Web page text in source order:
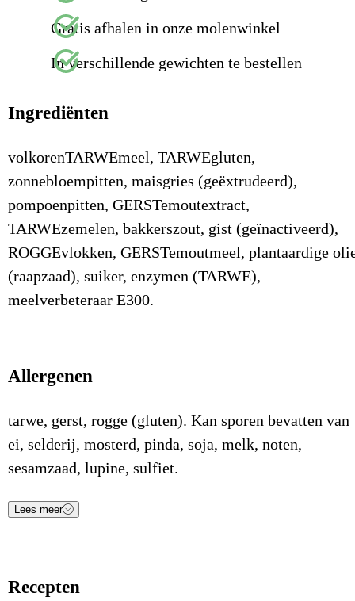
Gratis afhalen in onze molenwinkel
In verschillende gewichten te bestellen
Ingrediënten
volkorenTARWEmeel, TARWEgluten,
zonnebloempitten, maisgries (geëxtrudeerd),
pompoenpitten, GERSTemoutextract,
TARWEzemelen, bakkerszout, gist (geïnactiveerd),
ROGGEvlokken, GERSTemoutmeel, plantaardige
(raapzaad), suiker, enzymen (TARWE),
meelverbeteraar E300.
Allergenen
tarwe, gerst, rogge (gluten). Kan sporen bevatten van
ei, selderij, mosterd, pinda, soja, melk, noten,
sesamzaad, lupine, sulfiet.
Voedingsstof
Energie (Kcal)
Lees meer
Recepten